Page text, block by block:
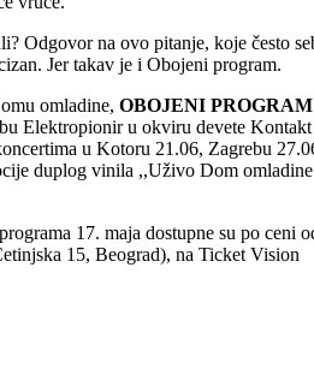
Odgovor na ovo pitanje, koje često
Jer takav je i Obojeni program.
omladine,OBOJENI PROGRAM
Elektropionir u okviru devete Kontakt
u Kotoru 21.06, Zagrebu
duplog vinila ,,Uživo Dom omladine
17. maja dostupne su po ceni
15, Beograd), na Ticket Vision